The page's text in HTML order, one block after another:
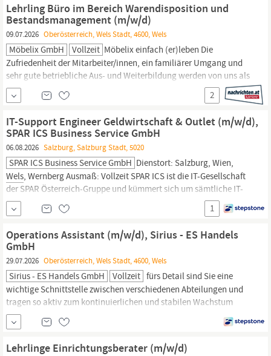
Team...
Lehrling Büro im Bereich Warendisposition und
Bestandsmanagement (m/w/d)
09.07.2026 Oberösterreich, Wels Stadt, 4600, Wels
Möbelix GmbH Vollzeit Möbelix einfach (er)leben Die
Zufriedenheit der Mitarbeiter/innen, ein familiärer Umgang und
sehr gute betriebliche Aus- und Weiterbildung werden von uns als
Grundvoraussetzung für den gemeinsamen Erfolg gesehen. Als
Österreichs beliebtester Möbeldiskonter entdecken wir uns selbst
immer wieder neu. Mit über 50 Filialen in Österreich wachsen wir
immer weiter und suchen...
2
IT-Support Engineer Geldwirtschaft & Outlet (m/w/d),
SPAR ICS Business Service GmbH
06.08.2026 Salzburg, Salzburg Stadt, 5020
SPAR ICS Business Service GmbH Dienstort: Salzburg, Wien,
Wels, Wernberg Ausmaß: Vollzeit SPAR ICS ist die IT-Gesellschaft
der SPAR Österreich-Gruppe und kümmert sich um sämtliche IT-
Belange von SPAR, INTERSPAR und SES Spar European Shopping
Centers. Wir sind über 700 kluge Köpfe und haben zwei Agenden:
Das reibungslose Einkaufserlebnis aller SPAR-Kund:innen in 5
1
Operations Assistant (m/w/d), Sirius - ES Handels
GmbH
29.07.2026 Oberösterreich, Wels Stadt, 4600, Wels
Sirius - ES Handels GmbH Vollzeit fürs Detail sind Sie eine
wichtige Schnittstelle zwischen verschiedenen Abteilungen und
tragen so aktiv zum kontinuierlichen und stabilen Wachstum
unseres Unternehmens bei. Operations Assistant (m/w/d)
Bahnhofplatz 4, 4600
Wochenstunden) - Feste Anstellung Ab € 36.400, -- brutto pro Jahr,
Lehrlinge Einrichtungsberater (m/w/d)